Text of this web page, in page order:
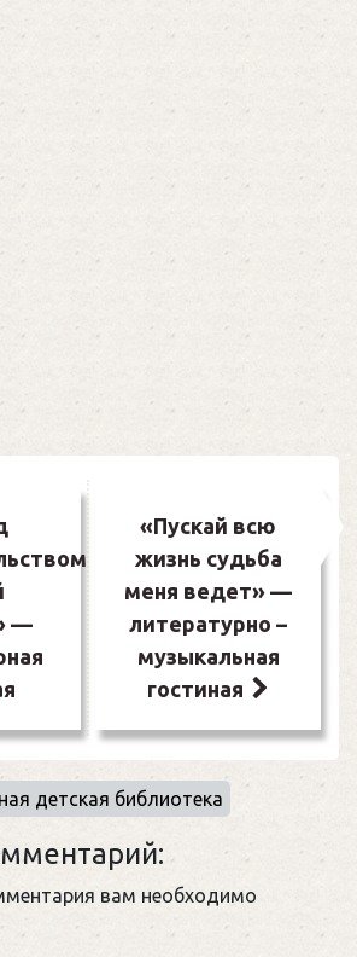
—
«Пускай всю
жизнь судьба
меня ведет» —
литературно –
музыкальная
гостиная
детская библиотека
вам необходимо